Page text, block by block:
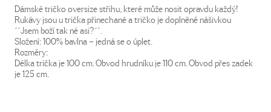
Dámské tričko oversize střihu, které může nosit opravdu každý!
Rukávy jsou u trička přinechané a tričko je doplněné nášivkou
´´Jsem boží tak né asi?´´.
Složení: 100% bavlna – jedná se o úplet.
Rozměry:
Délka trička je 100 cm. Obvod hrudníku je 110 cm. Obvod přes zadek
je 125 cm.